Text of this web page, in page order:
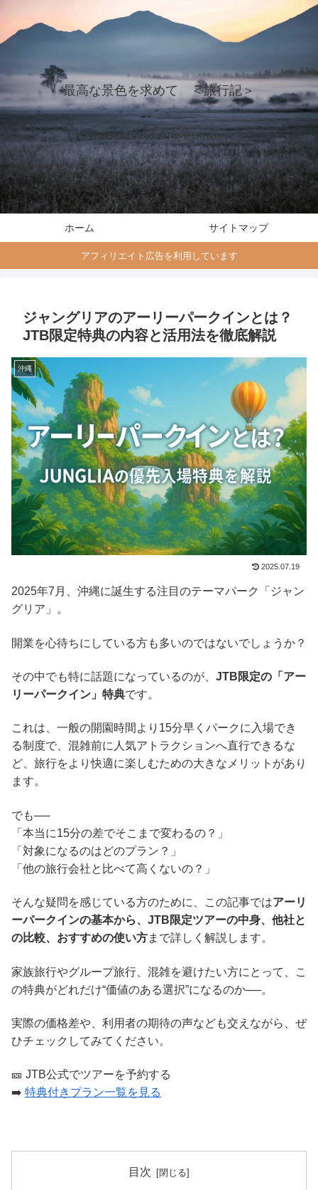
最高な景色を求めて ＜旅行記＞
Wonderful Views in Travel Literature
ホーム サイトマップ
アフィリエイト広告を利用しています
ジャングリアのアーリーパークインとは？
JTB限定特典の内容と活用法を徹底解説
沖縄
2025.07.19
2025年7月、沖縄に誕生する注目のテーマパーク「ジャン
グリア」。
開業を心待ちにしている方も多いのではないでしょうか？
その中でも特に話題になっているのが、 JTB限定の「アー
リーパークイン」特典です。
これは、一般の開園時間より15分早くパークに入場でき
る制度で、混雑前に人気アトラクションへ直行できるな
ど、旅行をより快適に楽しむための大きなメリットがあり
ます。
でも──
「本当に15分の差でそこまで変わるの？」
「対象になるのはどのプラン？」
「他の旅行会社と比べて高くないの？」
そんな疑問を感じている方のために、この記事ではアーリ
ーパークインの基本から、JTB限定ツアーの中身、他社と
の比較、おすすめの使い方まで詳しく解説します。
家族旅行やグループ旅行、混雑を避けたい方にとって、こ
の特典がどれだけ“価値のある選択”になるのか──。
実際の価格差や、利用者の期待の声なども交えながら、ぜ
ひチェックしてみてください。
🎫 JTB公式でツアーを予約する
➡️ 特典付きプラン一覧を見る
目次